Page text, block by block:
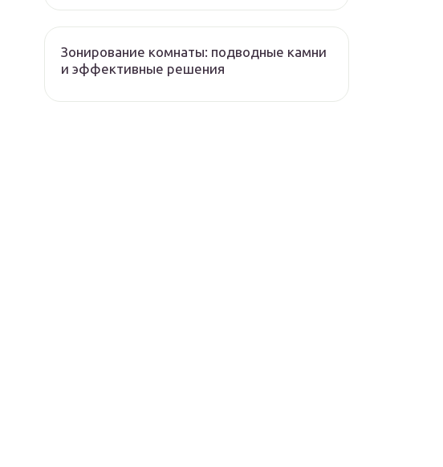
Зонирование комнаты: подводные камни
и эффективные решения